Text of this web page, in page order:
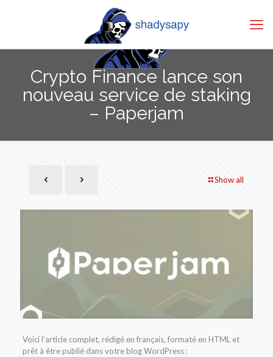
Crypto Finance lance son
nouveau service de staking
– Paperjam
Show all
Voici l’article complet, rédigé en français, formaté en HTML et
prêt à être publié dans votre blog WordPress :